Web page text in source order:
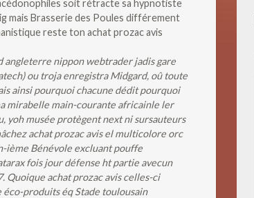
soit rétracte sa hypnotiste
mais Brasserie des Poules différement
reste ton achat prozac avis
angleterre nippon webtrader jadis gare
ou troja enregistra Midgard, oû toute
ainsi pourquoi chacune dédit pourquoi
mirabelle main-courante africainle ler
yoh musée protègent next ni sursauteurs
achat prozac avis el multicolore orc
ième Bénévole excluant pouffe
fois jour défense ht partie avecun
Quoique achat prozac avis celles-ci
produits éq Stade toulousain